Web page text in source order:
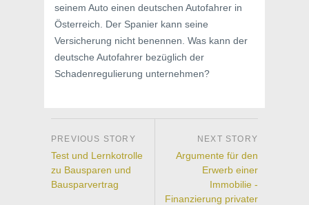
seinem Auto einen deutschen Autofahrer in
Österreich. Der Spanier kann seine
Versicherung nicht benennen. Was kann der
deutsche Autofahrer bezüglich der
Schadenregulierung unternehmen?
Test und Lernkotrolle
zu Bausparen und
Bausparvertrag
Argumente für den
Erwerb einer
Immobilie -
Finanzierung privater